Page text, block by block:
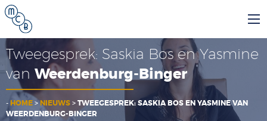
Tweegesprek: Saskia Bos en Yasmine
van Weerdenburg-Binger
- HOME >NIEUWS > TWEEGESPREK: SASKIA BOS EN YASMINE VAN
WEERDENBURG-BINGER